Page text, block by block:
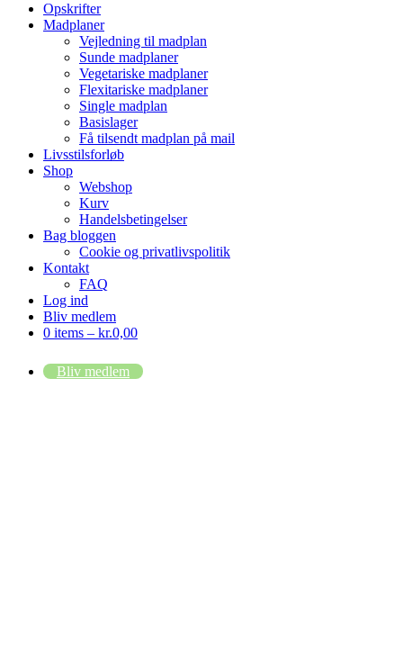
Opskrifter
Madplaner
Vejledning til madplan
Sunde madplaner
Vegetariske madplaner
Flexitariske madplaner
Single madplan
Basislager
Få tilsendt madplan på mail
Livsstilsforløb
Shop
Webshop
Kurv
Handelsbetingelser
Bag bloggen
Cookie og privatlivspolitik
Kontakt
FAQ
Log ind
Bliv medlem
0 items – kr.0,00
Bliv medlem